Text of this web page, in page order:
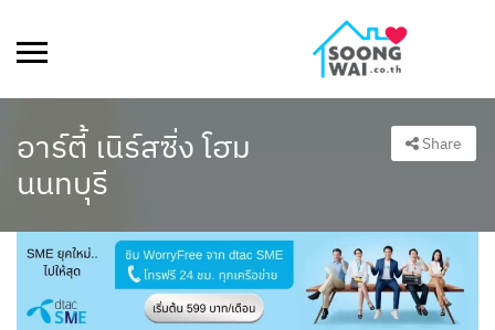
อาร์ตี้ เนิร์สซิ่ง โฮม
นนทบุรี
Share